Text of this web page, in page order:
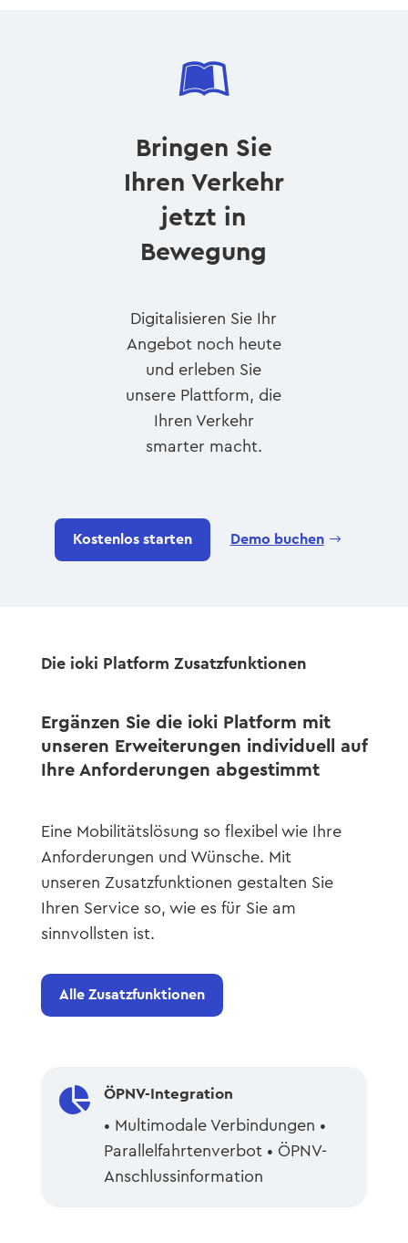

Bringen Sie
Ihren Verkehr
jetzt in
Bewegung
Digitalisieren Sie Ihr
Angebot noch heute
und erleben Sie
unsere Plattform, die
Ihren Verkehr
smarter macht.
Kostenlos starten Demo buchen
Die ioki Platform Zusatzfunktionen
Ergänzen Sie die ioki Platform mit
unseren Erweiterungen individuell auf
Ihre Anforderungen abgestimmt
Eine Mobilitätslösung so flexibel wie Ihre
Anforderungen und Wünsche. Mit
unseren Zusatzfunktionen gestalten Sie
Ihren Service so, wie es für Sie am
sinnvollsten ist.
Alle Zusatzfunktionen
 ÖPNV-Integration
• Multimodale Verbindungen •
Parallelfahrtenverbot • ÖPNV-
Anschlussinformation